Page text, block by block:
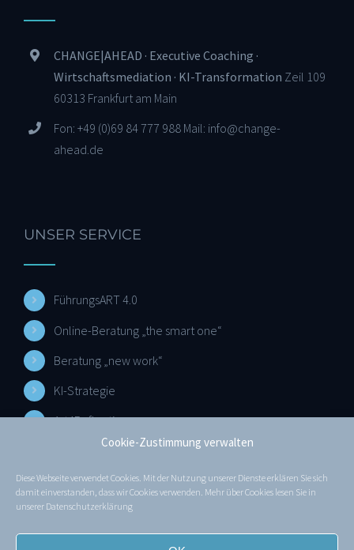
Cookie-Zustimmung verwalten
Diese Webseite verwendet Cookies. Mit der Nutzung unserer Dienste erklären Sie sich
damit einverstanden, dass wir Cookies verwenden. Mehr über Cookies lesen Sie in
unserer Datenschutzerklärung
CHANGE|AHEAD · Executive Coaching ·
Wirtschaftsmediation · KI-Transformation Zeil 109
60313 Frankfurt am Main
Fon: +49 (0)69 84 777 988 Mail: info@change-
ahead.de
UNSER SERVICE
FührungsART 4.0
Online-Beratung „the smart one“
Beratung „new work“
KI-Strategie
Art4Reflection
MEHR ERFAHREN